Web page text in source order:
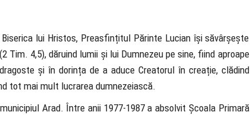
lui Hristos, Preasfințitul Părinte Lucian își săvârșește
Tim. 4,5), dăruind lumii și lui Dumnezeu pe sine, fiind aproape
și în dorința de a aduce Creatorul în creație, clădind
tot mai mult lucrarea dumnezeiască.
Arad. Între anii 1977-1987 a absolvit Școala Primară